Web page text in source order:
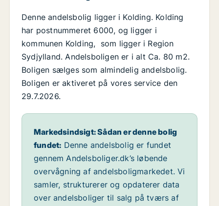
Denne andelsbolig ligger i Kolding. Kolding
har postnummeret 6000, og ligger i
kommunen Kolding, som ligger i Region
Sydjylland. Andelsboligen er i alt Ca. 80 m2.
Boligen sælges som almindelig andelsbolig.
Boligen er aktiveret på vores service den
29.7.2026.
Markedsindsigt: Sådan er denne bolig
fundet: Denne andelsbolig er fundet
gennem Andelsboliger.dk’s løbende
overvågning af andelsboligmarkedet. Vi
samler, strukturerer og opdaterer data
over andelsboliger til salg på tværs af